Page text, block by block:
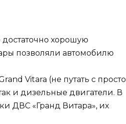
хорошую
позволяли автомобилю
Vitara (не путать с просто
и дизельные двигатели. В
ДВС «Гранд Витара», их